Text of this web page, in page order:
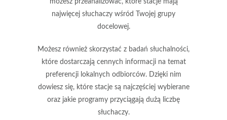
możesz przeanalizować, które stacje mają
najwięcej słuchaczy wśród Twojej grupy
docelowej.
Możesz również skorzystać z badań słuchalności,
które dostarczają cennych informacji na temat
preferencji lokalnych odbiorców. Dzięki nim
dowiesz się, które stacje są najczęściej wybierane
oraz jakie programy przyciągają dużą liczbę
słuchaczy.